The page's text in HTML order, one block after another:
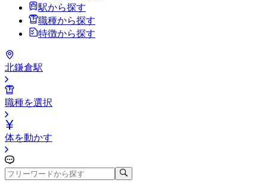
駅から探す
職種から探す
特徴から探す
北鎌倉駅
職種を選択
体を動かす